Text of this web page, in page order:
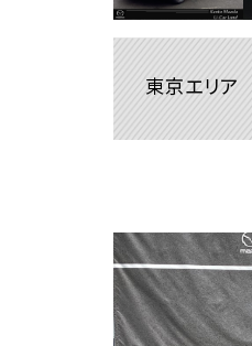
東京エリア